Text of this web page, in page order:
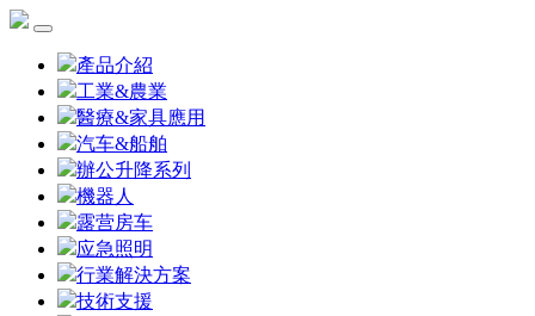
產品介紹
工業&農業
醫療&家具應用
汽车&船舶
辦公升降系列
機器人
露营房车
应急照明
行業解決方案
技術支援